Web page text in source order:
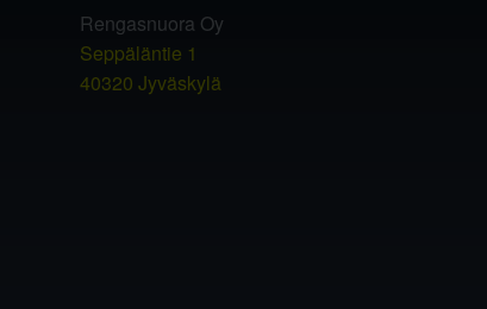
Rengasnuora Oy
Seppäläntie 1
40320 Jyväskylä